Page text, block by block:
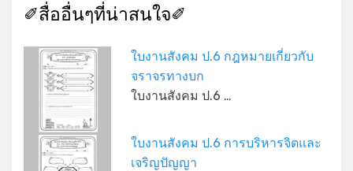
✐สื่ออื่นๆที่น่าสนใจ✐
ใบงานสังคม ป.6 กฎหมายเกี่ยวกับ
จราจรทางบก
ใบงานสังคม ป.6 …
ใบงานสังคม ป.6 การบริหารจิตและ
เจริญปัญญา